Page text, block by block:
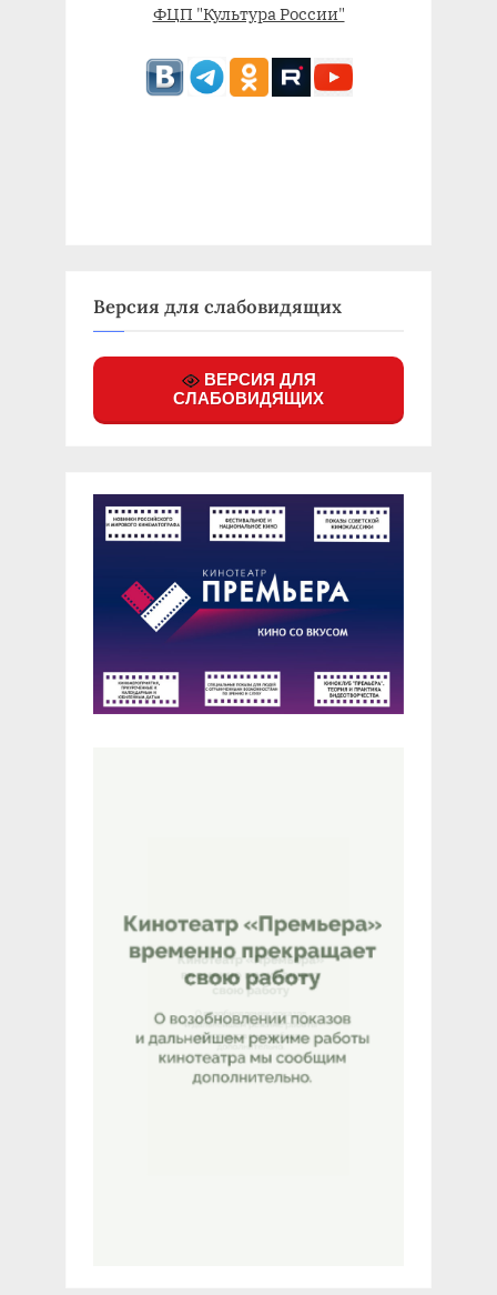
ФЦП "Культура России"
Версия для слабовидящих
ВЕРСИЯ ДЛЯ
СЛАБОВИДЯЩИХ